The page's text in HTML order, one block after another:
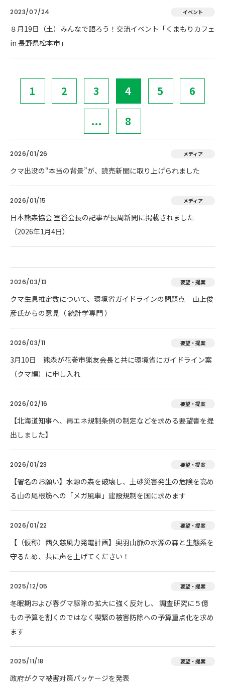
2023/07/24 イベント
８月19日（土）みんなで語ろう！交流イベント「くまもりカフェ
in 長野県松本市」
1 2 3 4 5 6
... 8
2026/01/26 メディア
クマ出没の“本当の背景”が、読売新聞に取り上げられました
2026/01/15 メディア
日本熊森協会 室谷会長の記事が長周新聞に掲載されました
（2026年1月4日）
2026/03/13 要望・提案
クマ生息推定数について、環境省ガイドラインの問題点 山上俊
彦氏からの意見（ 統計学専門 ）
2026/03/11 要望・提案
3月10日 熊森が花巻市猟友会長と共に環境省にガイドライン案
（クマ編）に申し入れ
2026/02/16 要望・提案
【北海道知事へ、再エネ規制条例の制定などを求める要望書を提
出しました】
2026/01/23 要望・提案
【署名のお願い】水源の森を破壊し、土砂災害発生の危険を高め
る山の尾根筋への「メガ風車」建設規制を国に求めます
2026/01/22 要望・提案
【（仮称）西久慈風力発電計画】奥羽山脈の水源の森と生態系を
守るため、共に声を上げてください！
2025/12/05 要望・提案
冬眠期および春グマ駆除の拡大に強く反対し、 調査研究に５億
もの予算を割くのではなく喫緊の被害防除への予算重点化を求め
ます
2025/11/18 要望・提案
政府がクマ被害対策パッケージを発表